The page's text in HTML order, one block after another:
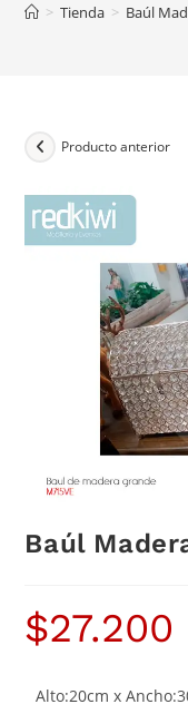
> Tienda > Baúl
Producto anterior
Baúl
$27.200
Alto:20cm x